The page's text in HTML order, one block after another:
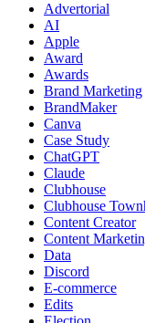
Advertorial
AI
Apple
Award
Awards
Brand Marketing
BrandMaker
Canva
Case Study
ChatGPT
Claude
Clubhouse
Clubhouse
Content Creator
Content
Data
Discord
E-commerce
Edits